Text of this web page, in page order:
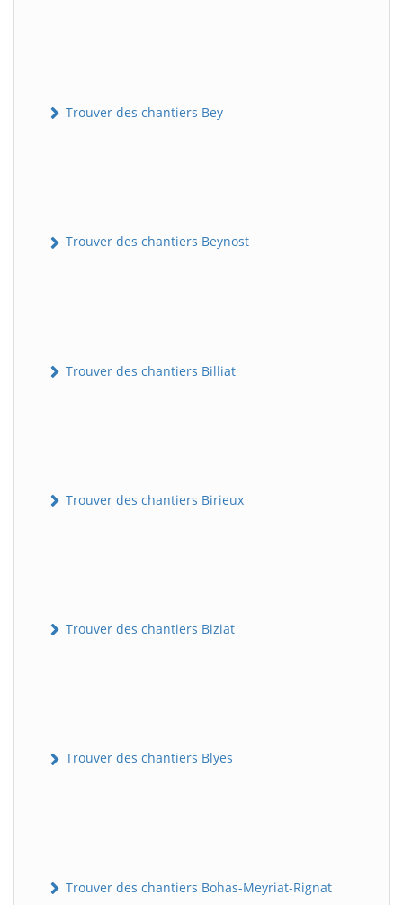
Trouver des chantiers Bey
Trouver des chantiers Beynost
Trouver des chantiers Billiat
Trouver des chantiers Birieux
Trouver des chantiers Biziat
Trouver des chantiers Blyes
Trouver des chantiers Bohas-Meyriat-Rignat